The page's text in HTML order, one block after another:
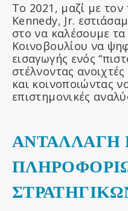
Το 2021, μαζί με
Kennedy, Jr.
στο να καλέσουμε
Κοινοβουλίου να
εισαγωγής ενός
στέλνοντας
και κοινοποιώντας
επιστημονικές
ΑΝΤΑΛΛΑΓΗ